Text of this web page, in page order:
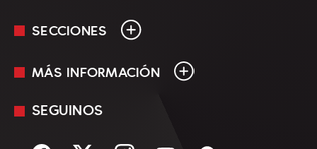
SECCIONES
En Vivo
MÁS INFORMACIÓN
Mediakit
Términos y condiciones
SEGUINOS